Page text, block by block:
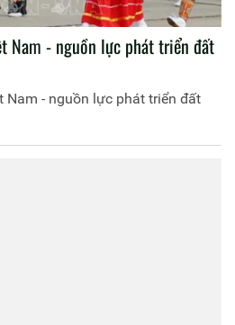
Nam - nguồn lực phát triển đất
Nam - nguồn lực phát triển đất